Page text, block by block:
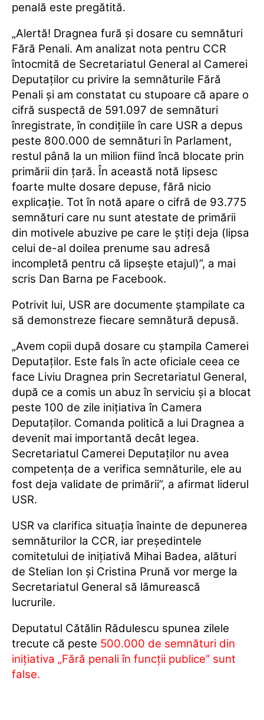
penală este pregătită.
„Alertă! Dragnea fură şi dosare cu semnături
Fără Penali. Am analizat nota pentru CCR
întocmită de Secretariatul General al Camerei
Deputaţilor cu privire la semnăturile Fără
Penali şi am constatat cu stupoare că apare o
cifră suspectă de 591.097 de semnături
înregistrate, în condiţiile în care USR a depus
peste 800.000 de semnături în Parlament,
restul până la un milion fiind încă blocate prin
primării din ţară. În această notă lipsesc
foarte multe dosare depuse, fără nicio
explicaţie. Tot în notă apare o cifră de 93.775
semnături care nu sunt atestate de primării
din motivele abuzive pe care le ştiţi deja (lipsa
celui de-al doilea prenume sau adresă
incompletă pentru că lipseşte etajul)”, a mai
scris Dan Barna pe Facebook.
Potrivit lui, USR are documente ştampilate ca
să demonstreze fiecare semnătură depusă.
„Avem copii după dosare cu ştampila Camerei
Deputaţilor. Este fals în acte oficiale ceea ce
face Liviu Dragnea prin Secretariatul General,
după ce a comis un abuz în serviciu şi a blocat
peste 100 de zile iniţiativa în Camera
Deputaţilor. Comanda politică a lui Dragnea a
devenit mai importantă decât legea.
Secretariatul Camerei Deputaţilor nu avea
competenţa de a verifica semnăturile, ele au
fost deja validate de primării”, a afirmat liderul
USR.
USR va clarifica situaţia înainte de depunerea
semnăturilor la CCR, iar preşedintele
comitetului de iniţiativă Mihai Badea, alături
de Stelian Ion şi Cristina Prună vor merge la
Secretariatul General să lămurească
lucrurile.
Deputatul Cătălin Rădulescu spunea zilele
trecute că peste 500.000 de semnături din
inițiativa „Fără penali în funcții publice” sunt
false.